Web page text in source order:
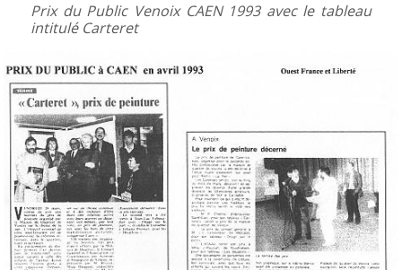
Prix du Public Venoix CAEN 1993 avec le tableau
intitulé Carteret